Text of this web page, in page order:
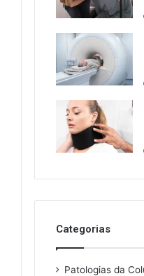
Categorias
Patologias da